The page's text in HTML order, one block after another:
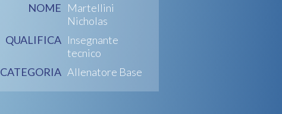
NOME Martellini
Nicholas
QUALIFICA Insegnante
tecnico
CATEGORIA Allenatore Base